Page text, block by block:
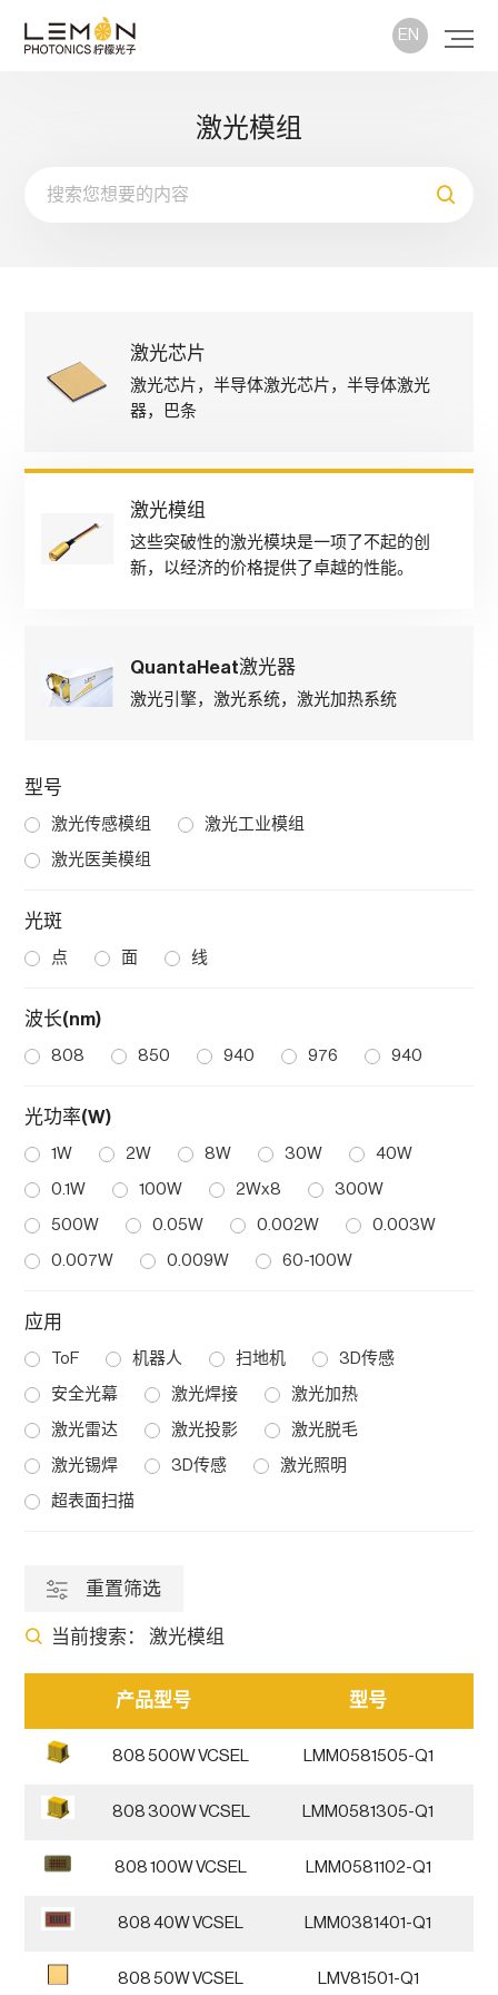
EN
激光模组
激光芯片
激光芯片，半导体激光芯片，半导体激光
器，巴条
激光模组
这些突破性的激光模块是一项了不起的创
新，以经济的价格提供了卓越的性能。
QuantaHeat激光器
激光引擎，激光系统，激光加热系统
型号
激光传感模组 激光工业模组
激光医美模组
光斑
点 面 线
波长(nm)
808 850 940 976 940
光功率(W)
1W 2W 8W 30W 40W
0.1W 100W 2Wx8 300W
500W 0.05W 0.002W 0.003W
0.007W 0.009W 60-100W
应用
ToF 机器人 扫地机 3D传感
安全光幕 激光焊接 激光加热
激光雷达 激光投影 激光脱毛
激光锡焊 3D传感 激光照明
超表面扫描
重置筛选
当前搜索： 激光模组
产品型号 型号
808 500W VCSEL LMM0581505-Q1
808 300W VCSEL LMM0581305-Q1
808 100W VCSEL LMM0581102-Q1
808 40W VCSEL LMM0381401-Q1
808 50W VCSEL LMV81501-Q1